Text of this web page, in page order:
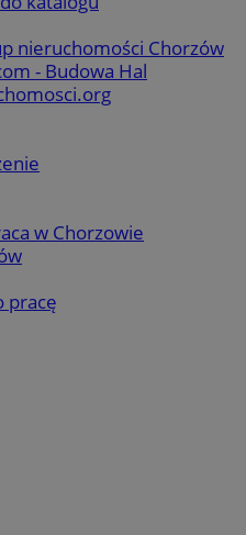
nieruchomości Chorzów
- Budowa Hal
w Chorzowie
pracę